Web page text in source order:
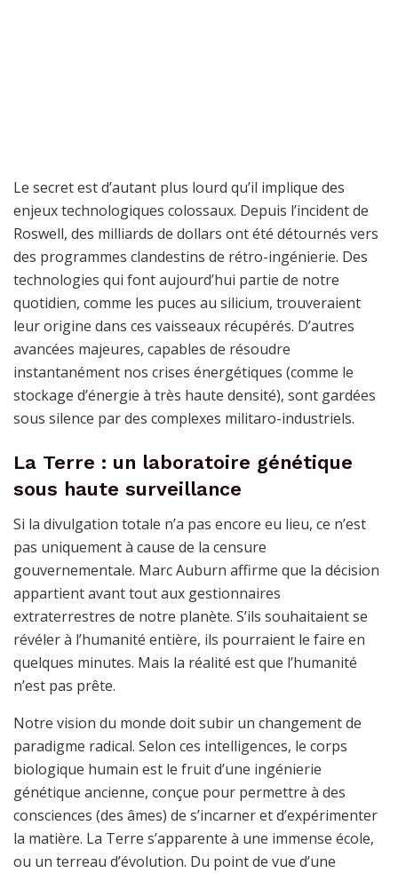
Le secret est d’autant plus lourd qu’il implique des
enjeux technologiques colossaux. Depuis l’incident de
Roswell, des milliards de dollars ont été détournés vers
des programmes clandestins de rétro-ingénierie. Des
technologies qui font aujourd’hui partie de notre
quotidien, comme les puces au silicium, trouveraient
leur origine dans ces vaisseaux récupérés. D’autres
avancées majeures, capables de résoudre
instantanément nos crises énergétiques (comme le
stockage d’énergie à très haute densité), sont gardées
sous silence par des complexes militaro-industriels.
La Terre : un laboratoire génétique
sous haute surveillance
Si la divulgation totale n’a pas encore eu lieu, ce n’est
pas uniquement à cause de la censure
gouvernementale. Marc Auburn affirme que la décision
appartient avant tout aux gestionnaires
extraterrestres de notre planète. S’ils souhaitaient se
révéler à l’humanité entière, ils pourraient le faire en
quelques minutes. Mais la réalité est que l’humanité
n’est pas prête.
Notre vision du monde doit subir un changement de
paradigme radical. Selon ces intelligences, le corps
biologique humain est le fruit d’une ingénierie
génétique ancienne, conçue pour permettre à des
consciences (des âmes) de s’incarner et d’expérimenter
la matière. La Terre s’apparente à une immense école,
ou un terreau d’évolution. Du point de vue d’une